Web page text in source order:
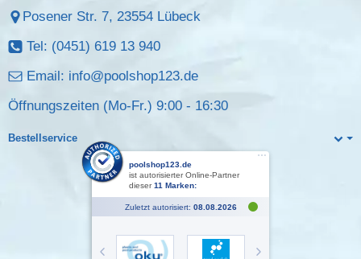
Posener Str. 7, 23554 Lübeck
Tel: (0451) 619 13 940
Email: info@poolshop123.de
Öffnungszeiten (Mo-Fr.) 9:00 - 16:30
Bestellservice